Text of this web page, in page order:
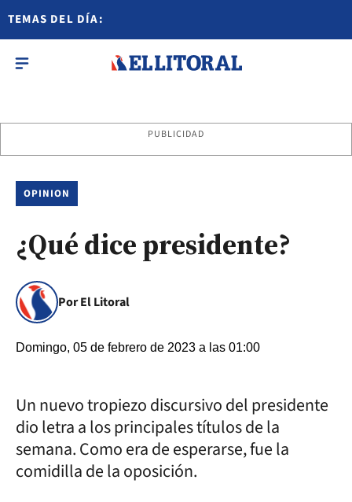
TEMAS DEL DÍA:
PUBLICIDAD
OPINION
¿Qué dice presidente?
Por El Litoral
Domingo, 05 de febrero de 2023 a las 01:00
Un nuevo tropiezo discursivo del presidente
dio letra a los principales títulos de la
semana. Como era de esperarse, fue la
comidilla de la oposición.